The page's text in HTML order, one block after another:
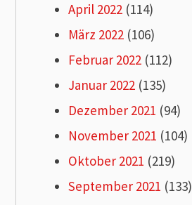
April 2022 (114)
März 2022 (106)
Februar 2022 (112)
Januar 2022 (135)
Dezember 2021 (94)
November 2021 (104)
Oktober 2021 (219)
September 2021 (133)